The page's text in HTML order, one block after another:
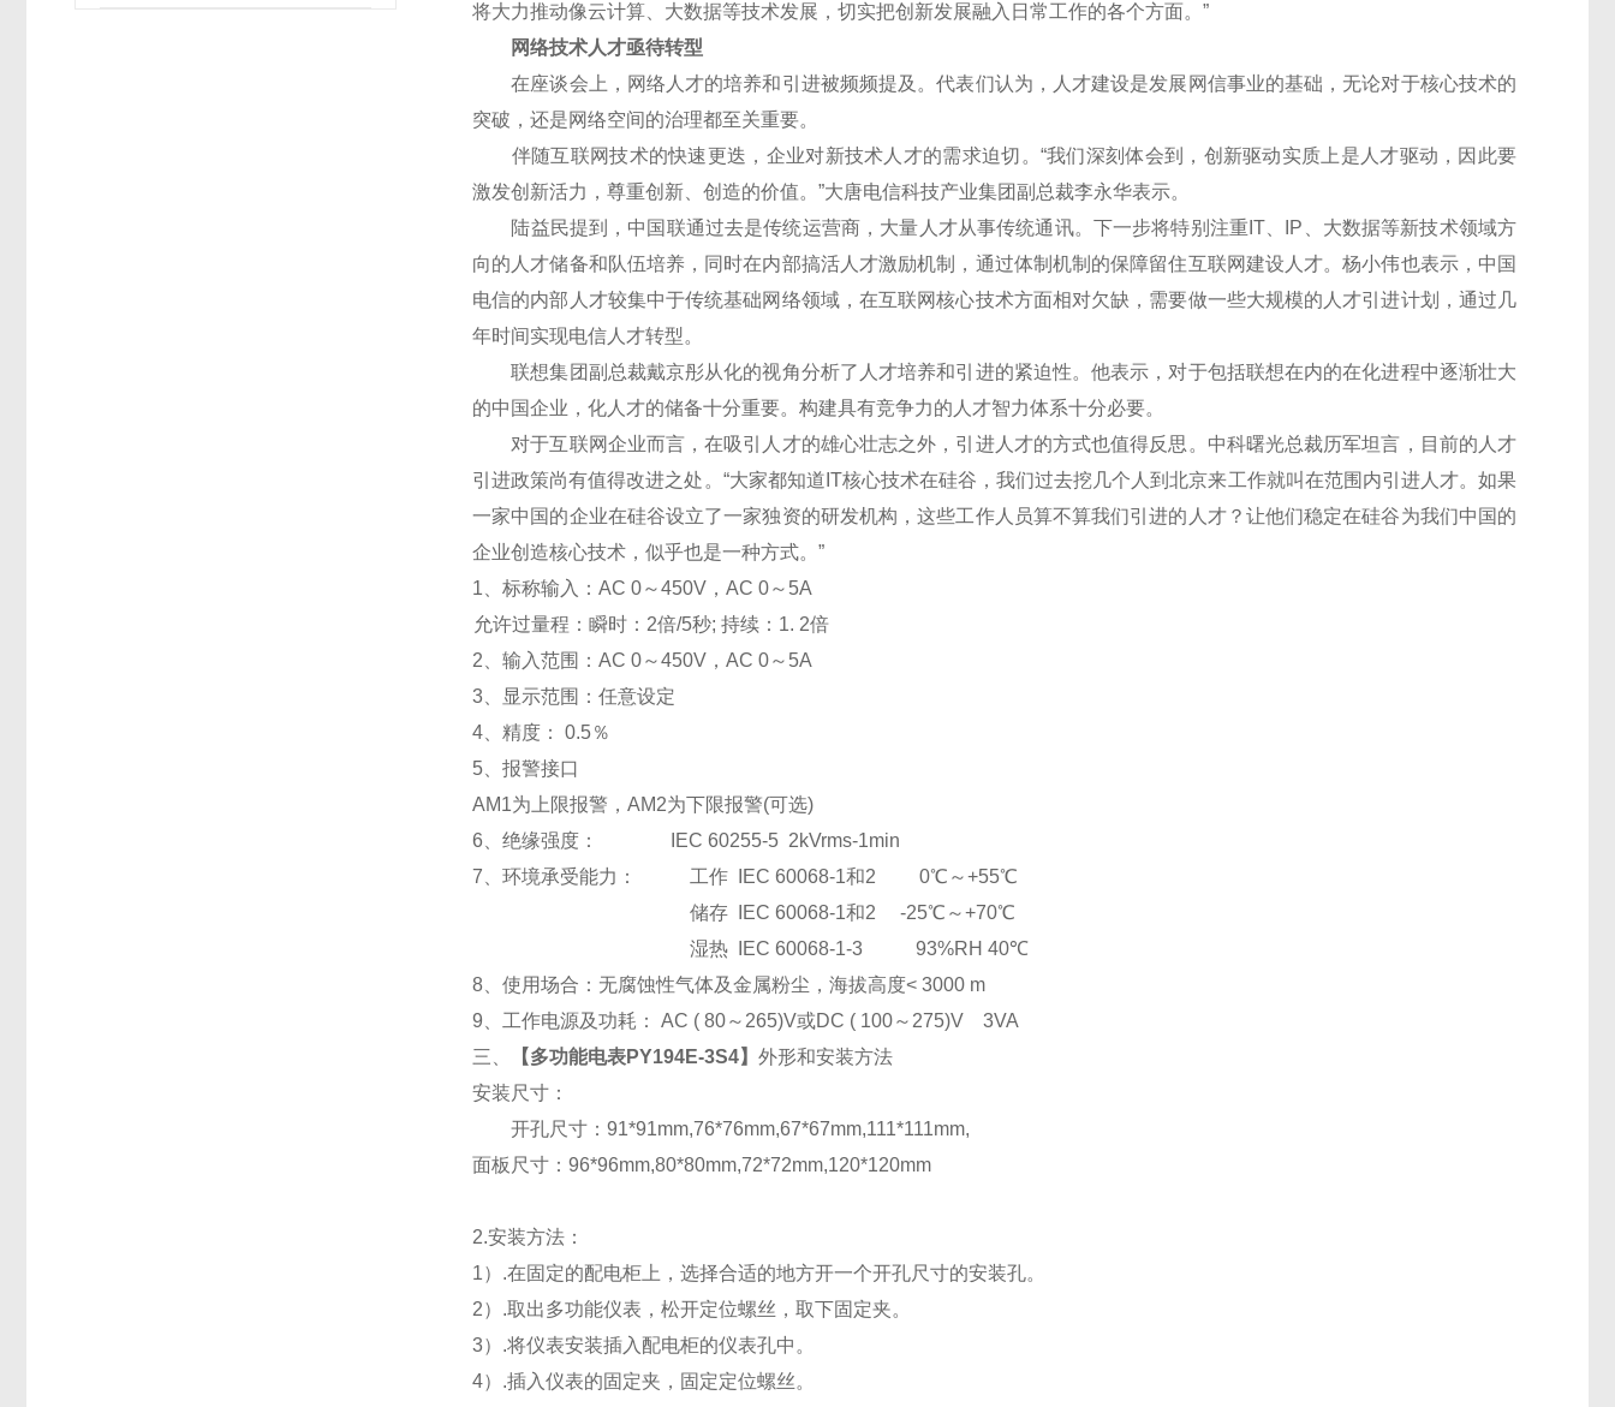
将大力推动像云计算、大数据等技术发展，切实把创新发展融入日常工作的各个方面。”
网络技术人才亟待转型
在座谈会上，网络人才的培养和引进被频频提及。代表们认为，人才建设是发展网信事业的基础，无论对于核心技术的
突破，还是网络空间的治理都至关重要。
伴随互联网技术的快速更迭，企业对新技术人才的需求迫切。“我们深刻体会到，创新驱动实质上是人才驱动，因此要
激发创新活力，尊重创新、创造的价值。”大唐电信科技产业集团副总裁李永华表示。
陆益民提到，中国联通过去是传统运营商，大量人才从事传统通讯。下一步将特别注重IT、IP、大数据等新技术领域方
向的人才储备和队伍培养，同时在内部搞活人才激励机制，通过体制机制的保障留住互联网建设人才。杨小伟也表示，中国
电信的内部人才较集中于传统基础网络领域，在互联网核心技术方面相对欠缺，需要做一些大规模的人才引进计划，通过几
年时间实现电信人才转型。
联想集团副总裁戴京彤从化的视角分析了人才培养和引进的紧迫性。他表示，对于包括联想在内的在化进程中逐渐壮大
的中国企业，化人才的储备十分重要。构建具有竞争力的人才智力体系十分必要。
对于互联网企业而言，在吸引人才的雄心壮志之外，引进人才的方式也值得反思。中科曙光总裁历军坦言，目前的人才
引进政策尚有值得改进之处。“大家都知道IT核心技术在硅谷，我们过去挖几个人到北京来工作就叫在范围内引进人才。如果
一家中国的企业在硅谷设立了一家独资的研发机构，这些工作人员算不算我们引进的人才？让他们稳定在硅谷为我们中国的
企业创造核心技术，似乎也是一种方式。”
1 、标称输入：AC 0～450V ，AC 0～5A
允许过量程：瞬时：2倍/5秒; 持续：1. 2倍
2 、输入范围：AC 0～450V ，AC 0～5A
3
显示范围：任意设定
4 、精度： 0.5％
5 、报警接口
AM1为上限报警，AM2为下限报警(可选)
6 、绝缘强度： IEC 60255-5 2kVrms-1min
7 、环境承受能力： 工作 IEC 60068-1和2 0℃～+55℃
储存 IEC 60068-1和2 -25℃～+70℃
湿热 IEC 60068-1-3 93%RH 40℃
8 、使用场合：无腐蚀性气体及金属粉尘，海拔高度< 3000 m
9 、工作电源及功耗： AC ( 80～265)V或DC ( 100～275)V 3VA
三、
【多功能电表PY194E-3S4】外形和安装方法
安装尺寸：
开孔尺寸：91*91mm,76*76mm,67*67mm,111*111mm,
面板尺寸：96*96mm,80*80mm,72*72mm,120*120mm
2.安装方法：
1）.在固定的配电柜上，选择合适的地方开一个开孔尺寸的安装孔。
2）.取出多功能仪表，松开定位螺丝，取下固定夹。
3）.将仪表安装插入配电柜的仪表孔中。
4）.插入仪表的固定夹，固定定位螺丝。